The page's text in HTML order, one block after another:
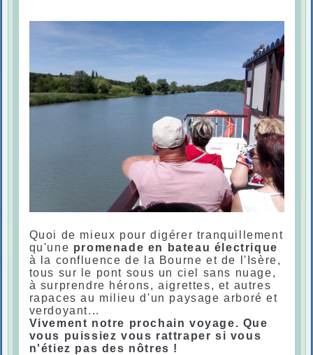
Quoi de mieux pour digérer tranquillement
qu'une promenade en bateau électrique
à la confluence de la Bourne et de l'Isère,
tous sur le pont sous un ciel sans nuage,
à surprendre hérons, aigrettes, et autres
rapaces au milieu d'un paysage arboré et
verdoyant...
Vivement notre prochain voyage. Que
vous puissiez vous rattraper si vous
n'étiez pas des nôtres !